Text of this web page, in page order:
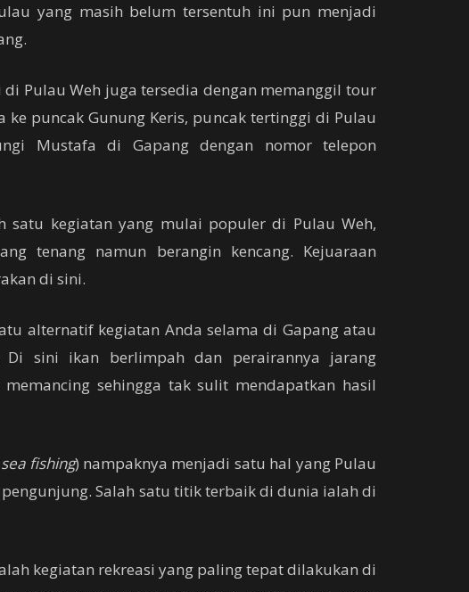
yang masih belum tersentuh ini pun menjadi
Pulau Weh juga tersedia dengan memanggil tour
puncak Gunung Keris, puncak tertinggi di Pulau
Mustafa di Gapang dengan nomor telepon
satu kegiatan yang mulai populer di Pulau Weh,
tenang namun berangin kencang. Kejuaraan
di sini.
alternatif kegiatan Anda selama di Gapang atau
Di sini ikan berlimpah dan perairannya jarang
sehingga tak sulit mendapatkan hasil
fishing) nampaknya menjadi satu hal yang Pulau
Salah satu titik terbaik di dunia ialah di
kegiatan rekreasi yang paling tepat dilakukan di